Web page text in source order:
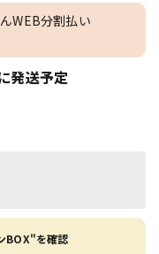
WEB分割払い
発送予定
BOX"を確認